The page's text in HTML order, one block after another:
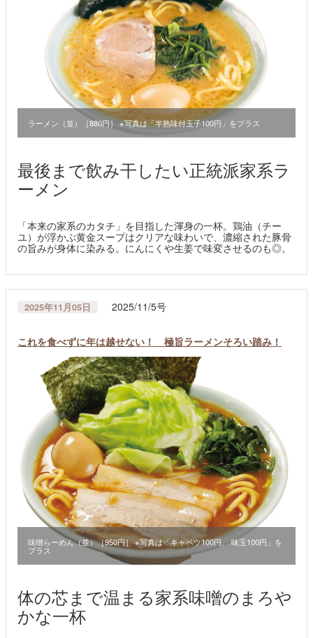
ラーメン（並）［880円］ ※写真は「半熟味付玉子100円」をプラス
最後まで飲み干したい正統派家系ラ
ーメン
「本来の家系のカタチ」を目指した渾身の一杯。鶏油（チー
ユ）が浮かぶ黄金スープはクリアな味わいで、濃縮された豚骨
の旨みが身体に染みる。にんにくや生姜で味変させるのも◎。
2025年11月05日 2025/11/5号
これを食べずに年は越せない！ 極旨ラーメンそろい踏み！
味噌らーめん（並）［950円］ ※写真は「キャベツ100円、 味玉100円」を
プラス
体の芯まで温まる家系味噌のまろや
かな一杯